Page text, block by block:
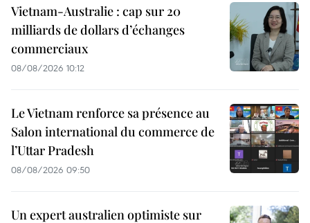
Vietnam-Australie : cap sur 20
milliards de dollars d’échanges
commerciaux
08/08/2026 10:12
Le Vietnam renforce sa présence au
Salon international du commerce de
l’Uttar Pradesh
08/08/2026 09:50
Un expert australien optimiste sur